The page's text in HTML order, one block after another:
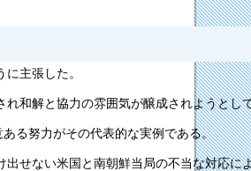
主張した。
和解と協力の雰囲気が醸成されようとし
る努力がその代表的な実例である。
せない米国と南朝鮮当局の不当な対応に